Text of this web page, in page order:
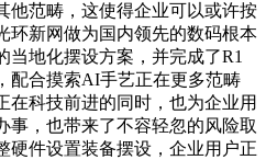
他范畴，这使得企业可以或许按
环新网做为国内领先的数码根本
当地化摆设方案，并完成了R1
配合摸索AI手艺正在更多范畴
在科技前进的同时，也为企业用
事，也带来了不容轻忽的风险取
硬件设置装备摆设，企业用户正